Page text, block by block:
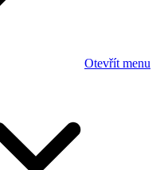
Otevřít menu